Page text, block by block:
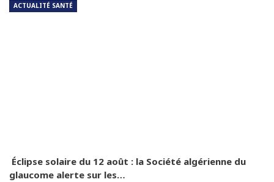
ACTUALITÉ SANTÉ
Éclipse solaire du 12 août : la Société algérienne du
glaucome alerte sur les…